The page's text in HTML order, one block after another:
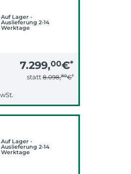
Auf Lager -
Auslieferung 2-14
Werktage
7.299,00€*
statt 8.098,80€*
Auf Lager -
Auslieferung 2-14
Werktage